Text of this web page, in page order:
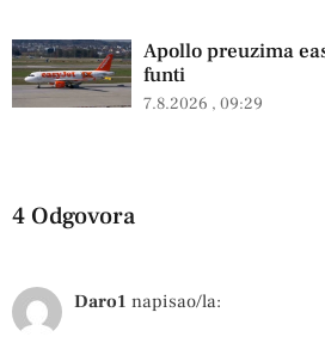
Apollo preuzima
funti
7.8.2026 09:29
4 Odgovora
Daro1 napisao/la: